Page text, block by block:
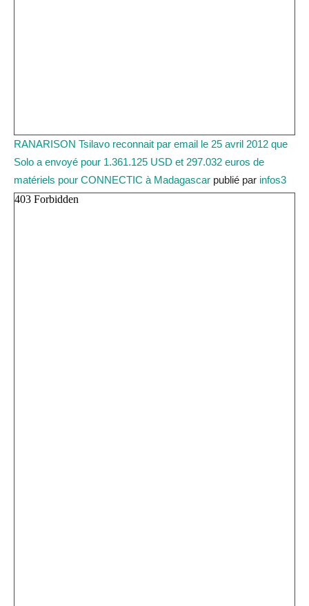
RANARISON Tsilavo reconnait par email le 25 avril 2012 que
Solo a envoyé pour 1.361.125 USD et 297.032 euros de
matériels pour CONNECTIC à Madagascar publié par infos3